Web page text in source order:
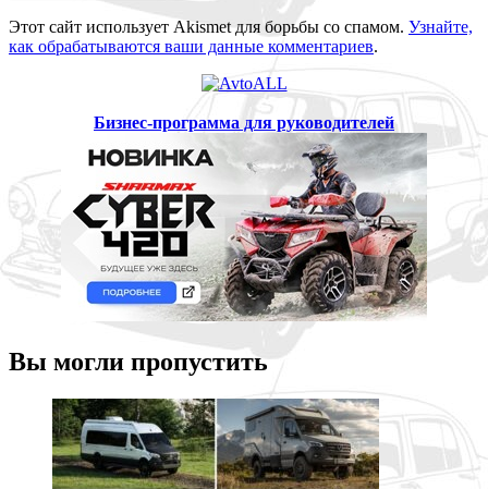
Этот сайт использует Akismet для борьбы со спамом. Узнайте,
как обрабатываются ваши данные комментариев.
Бизнес-программа для руководителей
Вы могли пропустить